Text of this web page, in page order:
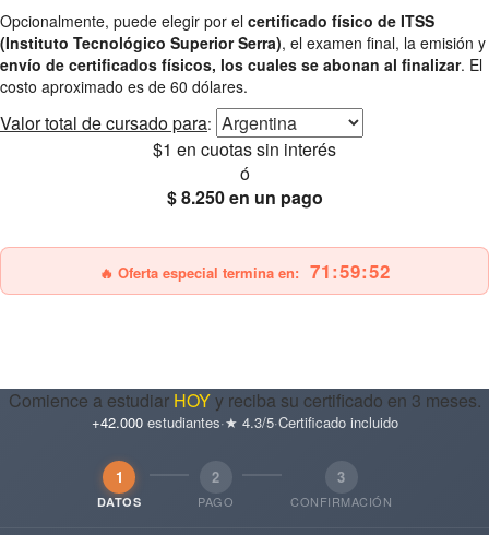
Opcionalmente, puede elegir por el certificado físico de ITSS
(Instituto Tecnológico Superior Serra), el examen final, la emisión y
envío de certificados físicos, los cuales se abonan al finalizar. El
costo aproximado es de 60 dólares.
Valor total de cursado para:
$1 en cuotas sin interés
ó
$ 8.250en un pago
🔥 Oferta especial termina en: 71:59:51
Comience a estudiar HOYy reciba su certificado en 3 meses.
+42.000estudiantes·★ 4.3/5·Certificado incluido
1
DATOS
2
PAGO
3
CONFIRMACIÓN